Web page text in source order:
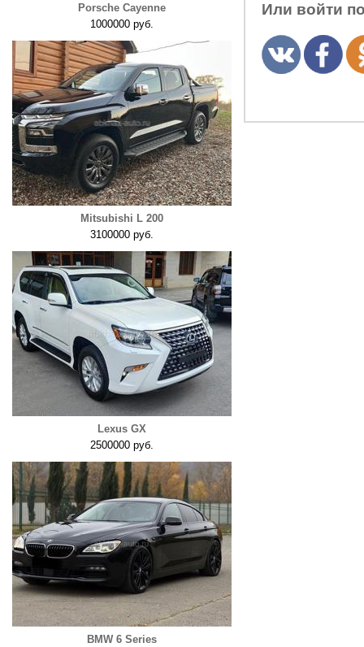
Porsche Cayenne
1000000 руб.
Mitsubishi L 200
3100000 руб.
Lexus GX
2500000 руб.
BMW 6 Series
Или войти